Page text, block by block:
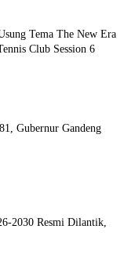
Tema The New Era
Club Session 6
Gubernur Gandeng
2030 Resmi Dilantik,